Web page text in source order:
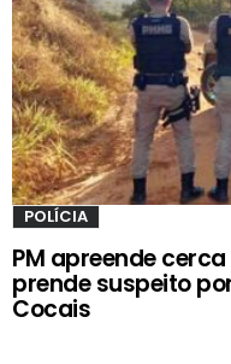
POLÍCIA
PM apreende
prende suspeito
Cocais